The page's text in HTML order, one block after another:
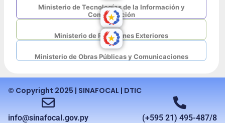
Ministerio de Tecnologías de la Información y
Comunicación
Ministerio de Relaciones Exteriores
Ministerio de Obras Públicas y Comunicaciones
© Copyright 2025 | SINAFOCAL | DTIC
info@sinafocal.gov.py (+595 21) 495-487/8